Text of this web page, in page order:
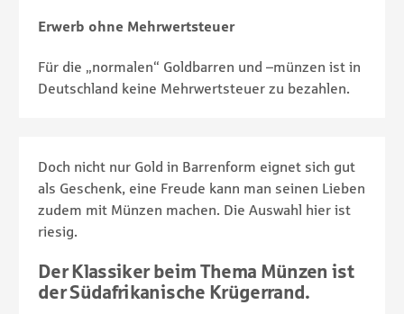
Erwerb ohne Mehrwertsteuer
Für die „normalen“ Goldbarren und –münzen ist in
Deutschland keine Mehrwertsteuer zu bezahlen.
Doch nicht nur Gold in Barrenform eignet sich gut
als Geschenk, eine Freude kann man seinen Lieben
zudem mit Münzen machen. Die Auswahl hier ist
riesig.
Der Klassiker beim Thema Münzen ist
der Südafrikanische Krügerrand.